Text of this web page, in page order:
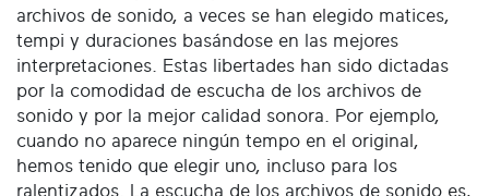
archivos de sonido, a veces se han elegido matices,
tempi y duraciones basándose en las mejores
interpretaciones. Estas libertades han sido dictadas
por la comodidad de escucha de los archivos de
sonido y por la mejor calidad sonora. Por ejemplo,
cuando no aparece ningún tempo en el original,
hemos tenido que elegir uno, incluso para los
ralentizados. La escucha de los archivos de sonido es,